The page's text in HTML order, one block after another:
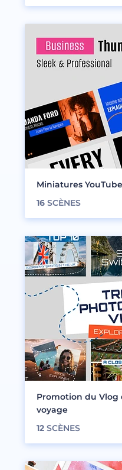
Miniatures
16 SCÈNES
Promotion du
voyage
12 SCÈNES